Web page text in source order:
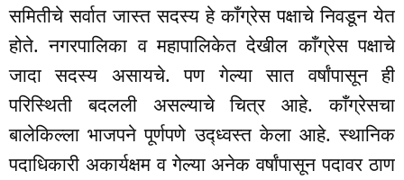
समितीचे सर्वात जास्त सदस्य हे काँग्रेस पक्षाचे निवडून येत
होते. नगरपालिका व महापालिकेत देखील काँग्रेस पक्षाचे
जादा सदस्य असायचे. पण गेल्या सात वर्षांपासून ही
परिस्थिती बदलली असल्याचे चित्र आहे. काँग्रेसचा
बालेकिल्ला भाजपने पूर्णपणे उद्ध्वस्त केला आहे. स्थानिक
पदाधिकारी अकार्यक्षम व गेल्या अनेक वर्षांपासून पदावर ठाण